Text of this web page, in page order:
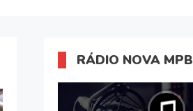
RÁDIO NOVA MPB